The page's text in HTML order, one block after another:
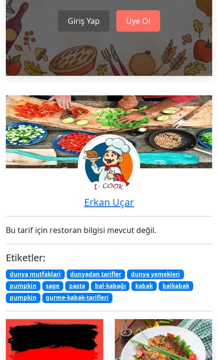
Giriş Yap Üye Ol
Erkan Uçar
Bu tarif için restoran bilgisi mevcut değil.
Etiketler:
dunya mutfaklari dunyadan tarifler
dunya yemekleri
pumpkin
sage pasta bal-kabağı kabak
balkabak
pumpkin
gurme-kabak-tarifleri